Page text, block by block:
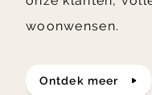
woonwensen.
ontdek meer